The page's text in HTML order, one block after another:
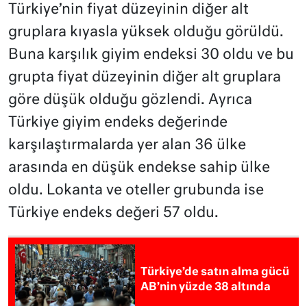
Türkiye’nin fiyat düzeyinin diğer alt
gruplara kıyasla yüksek olduğu görüldü.
Buna karşılık giyim endeksi 30 oldu ve bu
grupta fiyat düzeyinin diğer alt gruplara
göre düşük olduğu gözlendi. Ayrıca
Türkiye giyim endeks değerinde
karşılaştırmalarda yer alan 36 ülke
arasında en düşük endekse sahip ülke
oldu. Lokanta ve oteller grubunda ise
Türkiye endeks değeri 57 oldu.
Türkiye’de satın alma gücü
AB’nin yüzde 38 altında